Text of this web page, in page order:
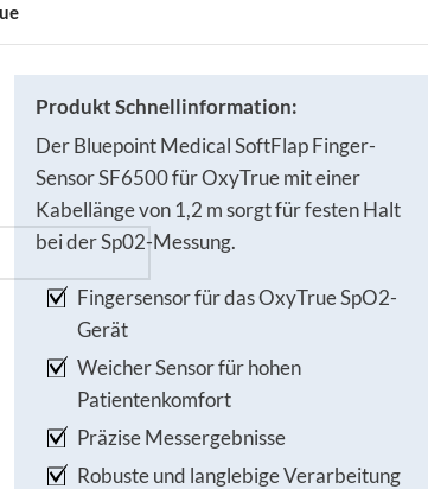
Produkt Schnellinformation:
Der Bluepoint Medical SoftFlap Finger-
Sensor SF6500 für OxyTrue mit einer
Kabellänge von 1,2 m sorgt für festen Halt
bei der Sp02-Messung.
Fingersensor für das OxyTrue SpO2-
Gerät
Weicher Sensor für hohen
Patientenkomfort
Präzise Messergebnisse
Robuste und langlebige Verarbeitung